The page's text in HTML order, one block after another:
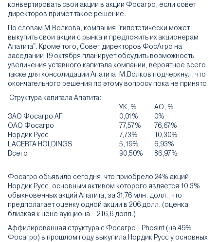
конвертировать свои акции в акции Фосагро, если совет
директоров примет такое решение.
По словам М.Волкова, компания "гипотетически может
выкупить свои акции с рынка и предложить их акционерам
Апатита". Кроме того, Совет директоров ФосАгро на
заседании 19 октября планирует обсудить возможность
увеличения уставного капитала компании, вероятнее всего
также для консолидации Апатита. М.Волков подчеркнул, что
окончательного решения по этому вопросу пока не принято.
Структура капитала Апатита:
УК, %
АО, %
ЗАО Фосагро АГ
0,01%
0%
ОАО Фосагро
77,57%
76,67%
Нордик Русс
7,73%
10,30%
LACERTA HOLDINGS
5,19%
6,93%
Всего
90,50% 86,97%
Фосагро объявило сегодня, что приобрело 24% акций
Нордик Русс, основным активом которого является 10,3%
обыкновенных акций Апатита, за 31,76 млн. долл., что
предполагает оценку одной акции в 206 долл. (оценка
близкая к цене аукциона – 216,6 долл.).
Аффилированная структура с Фосагро - Phosint (на 49%
Фосагро) в прошлом году выкупила Нордик Русс у основных